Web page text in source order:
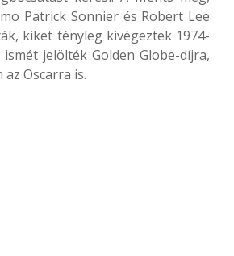
Patrick Sonnier és Robert Lee
kiket tényleg kivégeztek 1974-
jelölték Golden Globe-díjra,
Oscarra is.